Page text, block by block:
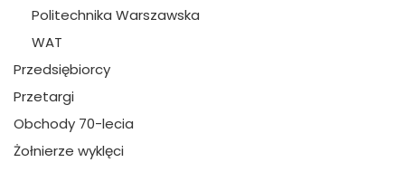
Politechnika Warszawska
WAT
Przedsiębiorcy
Przetargi
Obchody 70-lecia
Żołnierze wyklęci